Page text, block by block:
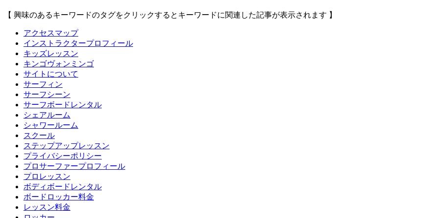
【 興味のあるキーワードのタグをクリックするとキーワードに関連した記事が表示されます 】
アクセスマップ
インストラクタープロフィール
キッズレッスン
キンゴヴォンミンゴ
サイトについて
サーフィン
サーフシーン
サーフボードレンタル
シェアルーム
シャワールーム
スクール
ステップアップレッスン
プライバシーポリシー
プロサーファープロフィール
プロレッスン
ボディボードレンタル
ボードロッカー料金
レッスン料金